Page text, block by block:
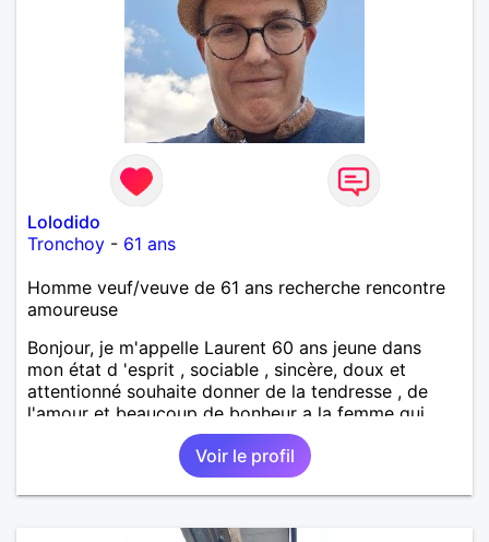
Lolodido
Tronchoy - 61 ans
Homme veuf/veuve de 61 ans recherche rencontre
amoureuse
Bonjour, je m'appelle Laurent 60 ans jeune dans
mon état d 'esprit , sociable , sincère, doux et
attentionné souhaite donner de la tendresse , de
l'amour et beaucoup de bonheur a la femme qui
souhaitera partager ma vie . Bientôt en retraite a la
fin de l 'année et libre de toute contrainte. Digne de
confiance à la femme qui voudras m 'en accorder
en toute sincérité. Pour le reste venez me découvrir
Voir le profil